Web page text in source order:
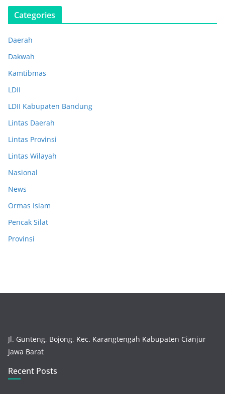
Categories
Daerah
Dakwah
Kamtibmas
LDII
LDII Kabupaten Bandung
Lintas Daerah
Lintas Provinsi
Lintas Wilayah
Nasional
News
Ormas Islam
Pencak Silat
Provinsi
Jl. Gunteng, Bojong, Kec. Karangtengah Kabupaten Cianjur
Jawa Barat
Recent Posts